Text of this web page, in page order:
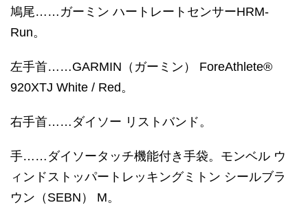
鳩尾……ガーミン ハートレートセンサーHRM-
Run。
左手首……GARMIN（ガーミン） ForeAthlete®
920XTJ White / Red。
右手首……ダイソー リストバンド。
手……ダイソータッチ機能付き手袋。モンベル ウ
ィンドストッパートレッキングミトン シールブラ
ウン（SEBN） M。